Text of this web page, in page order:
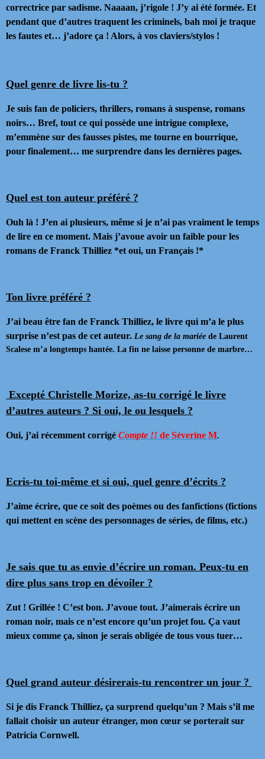
correctrice par sadisme. Naaaan, j’rigole ! J’y ai été formée. Et
pendant que d’autres traquent les criminels, bah moi je traque
les fautes et… j’adore ça ! Alors, à vos claviers/stylos !
Quel genre de livre lis-tu ?
Je suis fan de policiers, thrillers, romans à suspense, romans
noirs… Bref, tout ce qui possède une intrigue complexe,
m’emmène sur des fausses pistes, me tourne en bourrique,
pour finalement… me surprendre dans les dernières pages.
Quel est ton auteur préféré ?
Ouh là ! J’en ai plusieurs, même si je n’ai pas vraiment le temps
de lire en ce moment. Mais j’avoue avoir un faible pour les
romans de Franck Thilliez *et oui, un Français !*
Ton livre préféré ?
J’ai beau être fan de Franck Thilliez, le livre qui m’a le plus
surprise n’est pas de cet auteur. Le sang de la mariée de Laurent
Scalese m’a longtemps hantée. La fin ne laisse personne de marbre…
Excepté Christelle Morize, as-tu corrigé le livre
d’autres auteurs ? Si oui, le ou lesquels ?
Oui, j’ai récemment corrigé Compte !! de Séverine M.
Ecris-tu toi-même et si oui, quel genre d’écrits ?
J’aime écrire, que ce soit des poèmes ou des fanfictions (fictions
qui mettent en scène des personnages de séries, de films, etc.)
Je sais que tu as envie d’écrire un roman. Peux-tu en
dire plus sans trop en dévoiler ?
Zut ! Grillée ! C’est bon. J’avoue tout. J’aimerais écrire un
roman noir, mais ce n’est encore qu’un projet fou. Ça vaut
mieux comme ça, sinon je serais obligée de tous vous tuer…
Quel grand auteur désirerais-tu rencontrer un jour ?
Si je dis Franck Thilliez, ça surprend quelqu’un ? Mais s’il me
fallait choisir un auteur étranger, mon cœur se porterait sur
Patricia Cornwell.